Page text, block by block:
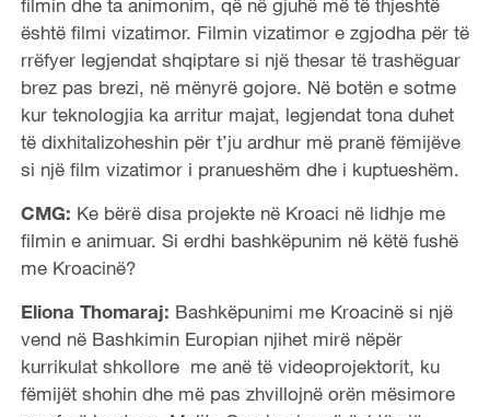
filmin dhe ta animonim, që në gjuhë më të thjeshtë
është filmi vizatimor. Filmin vizatimor e zgjodha për të
rrëfyer legjendat shqiptare si një thesar të trashëguar
brez pas brezi, në mënyrë gojore. Në botën e sotme
kur teknologjia ka arritur majat, legjendat tona duhet
të dixhitalizoheshin për t’ju ardhur më pranë fëmijëve
si një film vizatimor i pranueshëm dhe i kuptueshëm.
CMG: Ke bërë disa projekte në Kroaci në lidhje me
filmin e animuar. Si erdhi bashkëpunim në këtë fushë
me Kroacinë?
Eliona Thomaraj: Bashkëpunimi me Kroacinë si një
vend në Bashkimin Europian njihet mirë nëpër
kurrikulat shkollore me anë të videoprojektorit, ku
fëmijët shohin dhe më pas zhvillojnë orën mësimore